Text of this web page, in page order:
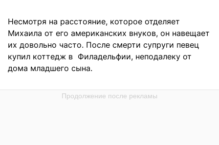
Несмотря на расстояние, которое отделяет
Михаила от его американских внуков, он навещает
их довольно часто. После смерти супруги певец
купил коттедж в Филадельфии, неподалеку от
дома младшего сына.